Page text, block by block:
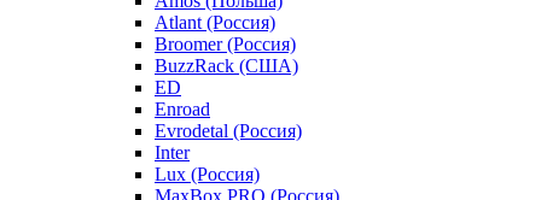
Atlant (Россия)
Broomer (Россия)
BuzzRack (США)
ED
Enroad
Evrodetal (Россия)
Inter
Lux (Россия)
MaxBox PRO (Россия)